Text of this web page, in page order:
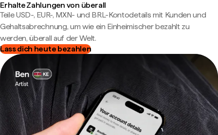
Erhalte Zahlungen von überall
Teile USD-, EUR-, MXN- und BRL-Kontodetails mit Kunden und
Gehaltsabrechnung, um wie ein Einheimischer bezahlt zu
werden, überall auf der Welt.
Lass dich heute bezahlen